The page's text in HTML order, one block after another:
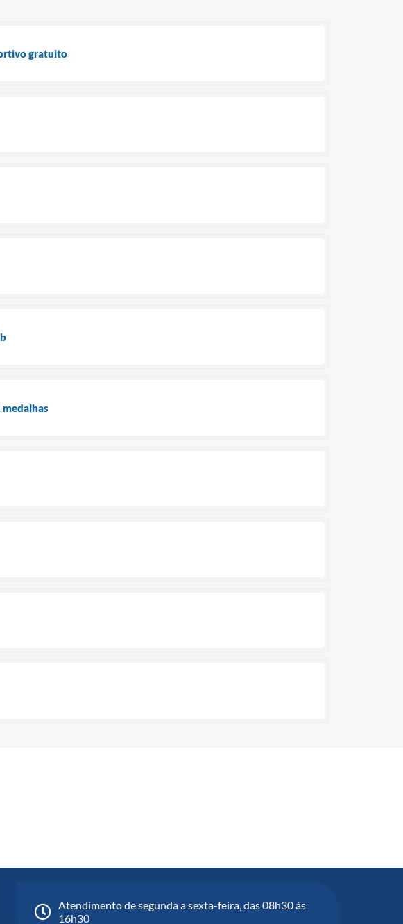
gratuito
medalhas
Atendimento de segunda a sexta-feira, das 08h30 às
16h30